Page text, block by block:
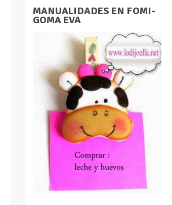
MANUALIDADES EN FOMI-
GOMA EVA